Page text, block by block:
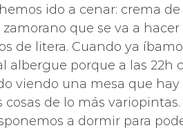
ido a cenar: crema
que se va a
de litera. Cuando ya
albergue porque a las 22h
viendo una mesa que
cosas de lo más
a dormir para